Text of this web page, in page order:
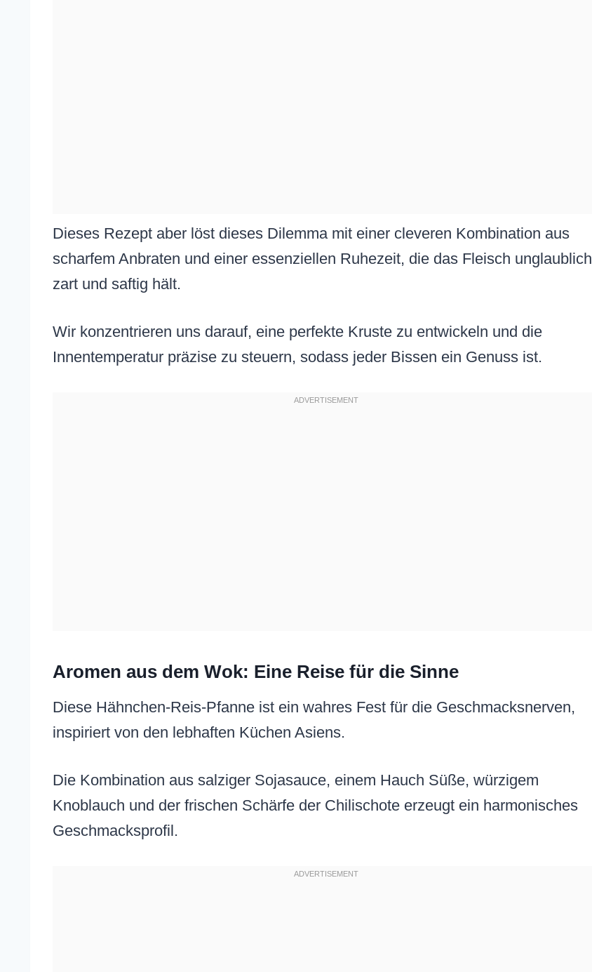
Dieses Rezept aber löst dieses Dilemma mit einer cleveren Kombination aus
scharfem Anbraten und einer essenziellen Ruhezeit, die das Fleisch unglaublich
zart und saftig hält.
Wir konzentrieren uns darauf, eine perfekte Kruste zu entwickeln und die
Innentemperatur präzise zu steuern, sodass jeder Bissen ein Genuss ist.
Aromen aus dem Wok: Eine Reise für die Sinne
Diese Hähnchen-Reis-Pfanne ist ein wahres Fest für die Geschmacksnerven,
inspiriert von den lebhaften Küchen Asiens.
Die Kombination aus salziger Sojasauce, einem Hauch Süße, würzigem
Knoblauch und der frischen Schärfe der Chilischote erzeugt ein harmonisches
Geschmacksprofil.